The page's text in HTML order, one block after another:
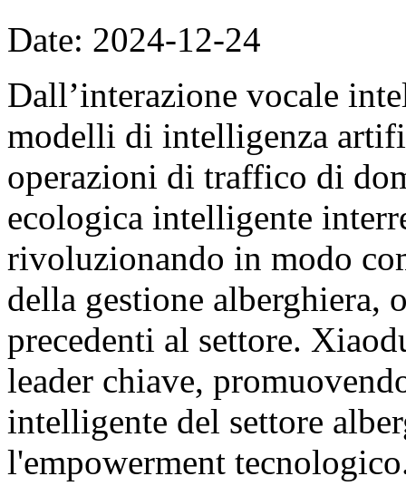
Date: 2024-12-24
Dall’interazione vocale
modelli di intelligenza
operazioni di traffico di
ecologica intelligente
rivoluzionando in modo
della gestione alberghiera,
precedenti al settore.
leader chiave,
intelligente del settore
l'empowerment